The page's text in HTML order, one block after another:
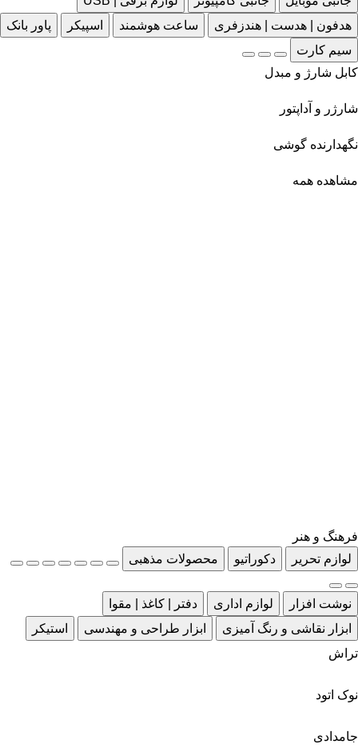
هدفون | هدست | هندزفری
ساعت هوشمند اسپیکر
پاور بانک
سیم کارت
کابل شارژ و مبدل
شارژر و آداپتور
نگهدارنده گوشی
مشاهده همه
فرهنگ و هنر
لوازم تحریر
دکوراتیو محصولات مذهبی
نوشت افزار لوازم اداری
دفتر | کاغذ | مقوا
ابزار نقاشی و رنگ آمیزی
ابزار طراحی و مهندسی
استیکر
تراش
نوک اتود
جامدادی